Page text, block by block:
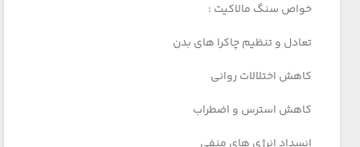
خواص سنگ مالاکیت :
تعادل و تنظیم چاکرا های بدن
کاهش اختلالات روانی
کاهش استرس و اضطراب